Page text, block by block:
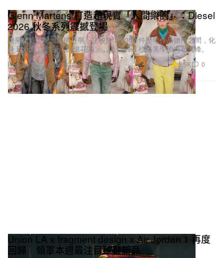
Fashion 時裝
Glenn Martens 打造超現實「人間樂園」：Diesel
2026 秋冬系列震撼登場
糖果色造型配上解構丹寧，穿梭於 50,000 件歷年作品物件之間，化
身 Bosch 式荒誕「回憶花園」，把 Diesel 標誌美學推向新高峰。
2026年2月25日 2.5K 0
Union LA x fragment design x Air Jordan 1 再度
回歸 領軍本週最注目球鞋新品